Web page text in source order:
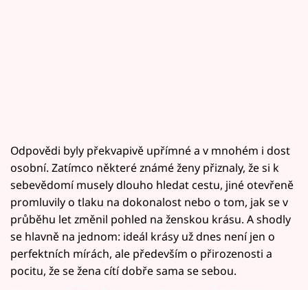
Odpovědi byly překvapivě upřímné a v mnohém i dost
osobní. Zatímco některé známé ženy přiznaly, že si k
sebevědomí musely dlouho hledat cestu, jiné otevřeně
promluvily o tlaku na dokonalost nebo o tom, jak se v
průběhu let změnil pohled na ženskou krásu. A shodly
se hlavně na jednom: ideál krásy už dnes není jen o
perfektních mírách, ale především o přirozenosti a
pocitu, že se žena cítí dobře sama se sebou.